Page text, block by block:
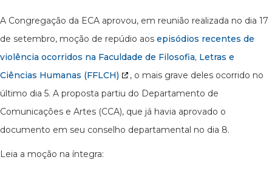
A Congregação da ECA aprovou, em reunião realizada no dia 17
de setembro, moção de repúdio aos episódios recentes de
violência ocorridos na Faculdade de Filosofia, Letras e
Ciências Humanas (FFLCH)
, o mais grave deles ocorrido no
último dia 5. A proposta partiu do Departamento de
Comunicações e Artes (CCA), que já havia aprovado o
documento em seu conselho departamental no dia 8.
Leia a moção na íntegra: